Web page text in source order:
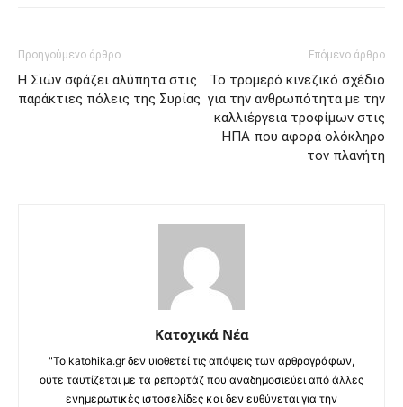
Προηγούμενο άρθρο
Η Σιών σφάζει αλύπητα στις
παράκτιες πόλεις της Συρίας
Επόμενο άρθρο
Το τρομερό κινεζικό σχέδιο
για την ανθρωπότητα με την
καλλιέργεια τροφίμων στις
ΗΠΑ που αφορά ολόκληρο
τον πλανήτη
Κατοχικά Νέα
"Το katohika.gr δεν υιοθετεί τις απόψεις των αρθρογράφων,
ούτε ταυτίζεται με τα ρεπορτάζ που αναδημοσιεύει από άλλες
ενημερωτικές ιστοσελίδες και δεν ευθύνεται για την